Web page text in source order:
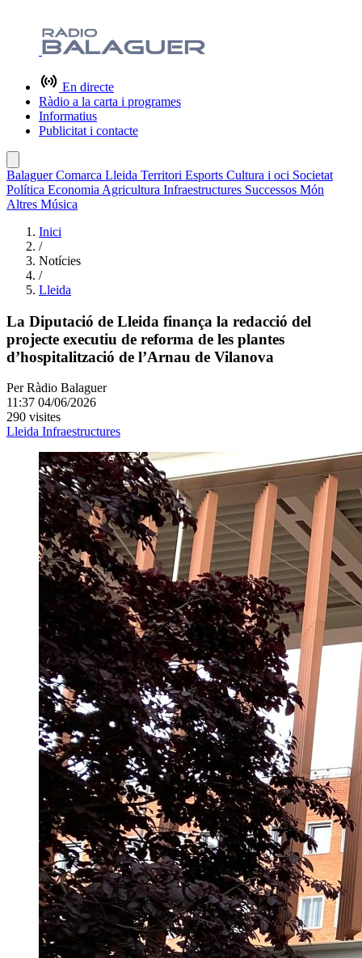
En directe
Ràdio a la carta i programes
Informatius
Publicitat i contacte
BalaguerComarca Lleida Territori Esports Cultura i oci Societat
Política Economia Agricultura Infraestructures Successos Món
Altres Música
Inici
/
Notícies
/
Lleida
La Diputació de Lleida finança la redacció del
projecte executiu de reforma de les plantes
d’hospitalització de l’Arnau de Vilanova
Per Ràdio Balaguer
11:37 04/06/2026
290 visites
Lleida Infraestructures